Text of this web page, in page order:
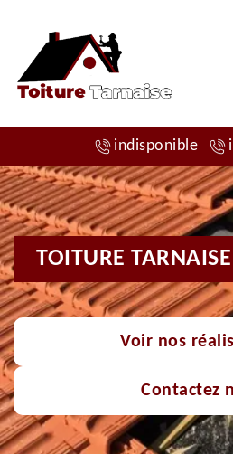
indisponible
TOITURE TARNAISE
Voir nos
Contactez